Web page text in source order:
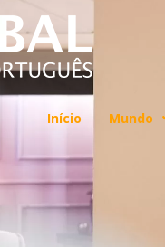
Início Mundo